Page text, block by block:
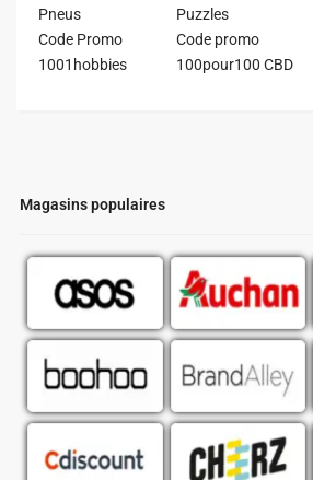
Magasins populaires
Pneus
Puzzles
Code Promo
1001hobbies
Code promo
100pour100 CBD